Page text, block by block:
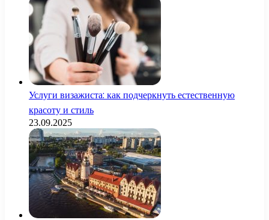
Услуги визажиста: как подчеркнуть естественную
красоту и стиль
23.09.2025